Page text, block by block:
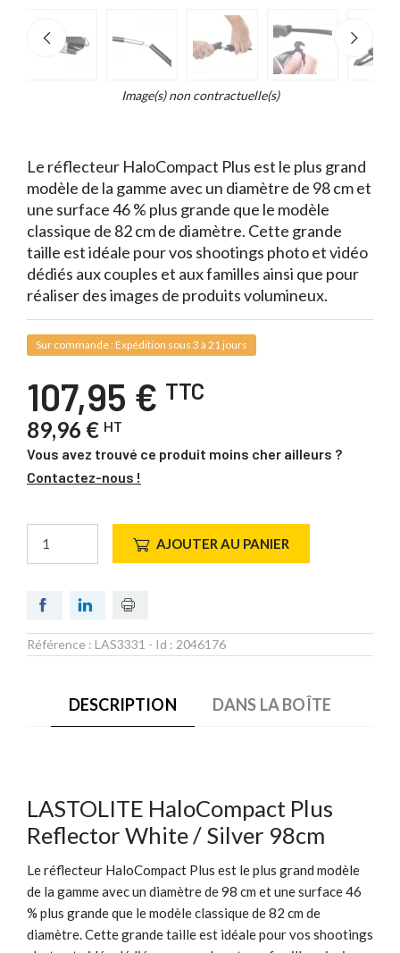
Image(s) non contractuelle(s)
Le réflecteur HaloCompact Plus est le plus grand
modèle de la gamme avec un diamètre de 98 cm et
une surface 46 % plus grande que le modèle
classique de 82 cm de diamètre. Cette grande
taille est idéale pour vos shootings photo et vidéo
dédiés aux couples et aux familles ainsi que pour
réaliser des images de produits volumineux.
Sur commande : Expédition sous 3 à 21 jours
107,95 € TTC
89,96 € HT
Vous avez trouvé ce produit moins cher ailleurs ?
Contactez-nous !
AJOUTER AU PANIER
Référence : LAS3331 - Id : 2046176
DESCRIPTION DANS LA BOÎTE
LASTOLITE HaloCompact Plus
Reflector White / Silver 98cm
Le réflecteur HaloCompact Plus est le plus grand modèle
de la gamme avec un diamètre de 98 cm et une surface 46
% plus grande que le modèle classique de 82 cm de
diamètre. Cette grande taille est idéale pour vos shootings